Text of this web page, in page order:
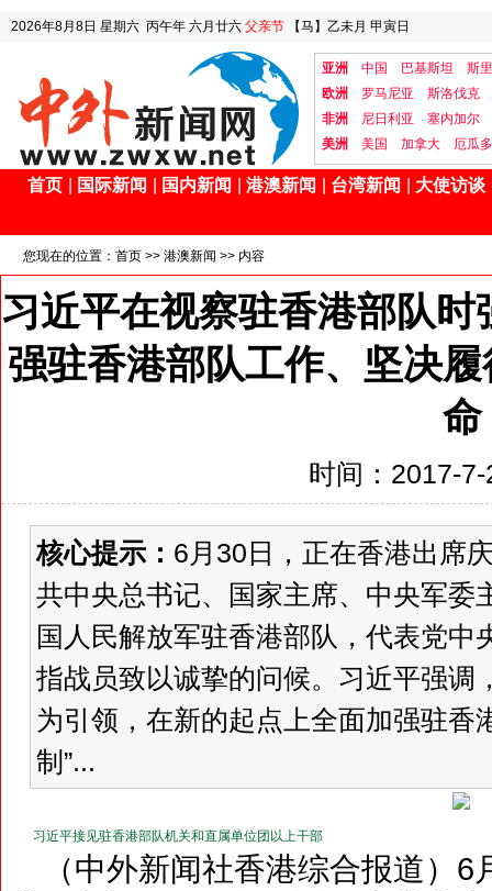
2026年8月8日 星期六 丙午年 六月廿六 父亲节 【马】乙未月 甲寅日
亚洲 中国 巴基斯坦
斯
欧洲
罗马尼亚
斯洛伐克
非洲
尼日利亚
塞内加尔
美洲
美国 加拿大 厄瓜
首页 国际新闻 国内新闻 港澳新闻 台湾新闻 大使访谈
您现在的位置： 首页 >> 港澳新闻 >> 内容
习近平在视察驻香港部队
强驻香港部队工作、坚决
命
时间：2017-
核心提示： 6月30日，正在香港出席
共中央总书记、国家主席、中央军委
国人民解放军驻香港部队，代表党中
指战员致以诚挚的问候。习近平强调
为引领，在新的起点上全面加强驻香
制”...
习近平接见驻香港部队机关和直属单位团以上干部
（中外新闻社香港综合报道）6